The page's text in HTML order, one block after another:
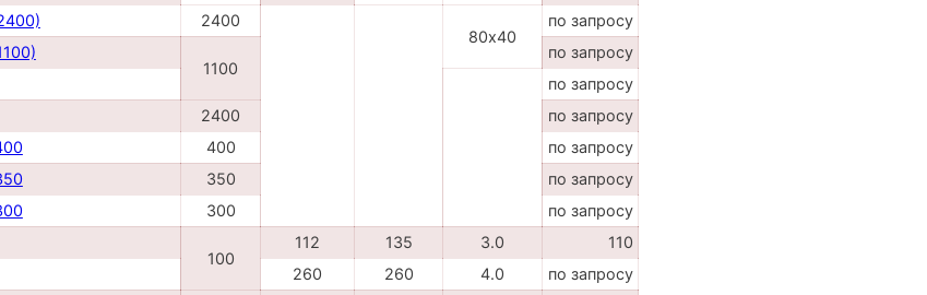
2400
80х40
по запросу
1100
по запросу
по запросу
2400
по запросу
400
по запросу
350
по запросу
300
по запросу
100
112 135 3.0
110
260 260 4.0
по запросу